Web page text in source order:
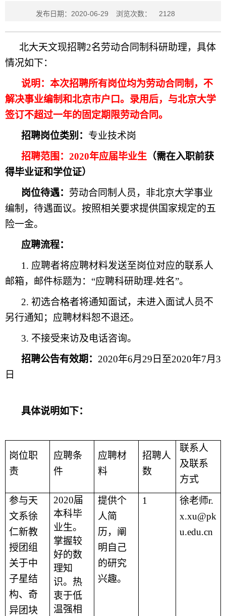
发布日期：2020-06-29 浏览次数： 2128
北大天文现招聘2名劳动合同制科研助理，具体
情况如下：
说明：本次招聘所有岗位均为劳动合同制，不
解决事业编制和北京市户口。录用后，与北京大学
签订不超过一年的固定期限劳动合同。
招聘岗位类别： 专业技术岗
招聘范围： 2020年应届毕业生 （需在入职前获
得毕业证和学位证）
岗位待遇： 劳动合同制人员，非北京大学事业
编制，待遇面议。按照相关要求提供国家规定的五
险一金。
应聘流程：
1. 应聘者将应聘材料发送至岗位对应的联系人
邮箱，邮件标题为：“应聘科研助理-姓名”。
2. 初选合格者将通知面试，未进入面试人员不
另行通知；应聘材料恕不退还。
3. 不接受来访及电话咨询。
招聘公告有效期： 2020年6月 29 日至2020年7月 3
日
具体说明如下：
岗位职
责
应聘条
件
应聘材
料
招聘人
数
联系人
及联系
方式
参与天
文系徐
仁新教
授团组
关于中
子星结
构、奇
异团块
2020届
本科毕
业生。
掌握较
好的数
理知
识。热
衷于低
温强相
提供个
人简
历，阐
明自己
的研究
兴趣。
1 徐老师r.
x.xu@pk
u.edu.cn